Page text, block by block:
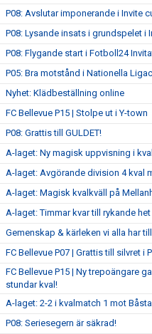
P08: Avslutar imponerande i Invite
P08: Lysande insats i grundspelet i
P08: Flygande start i Fotboll24
P05: Bra motstånd i Nationella
Nyhet: Klädbeställning online
FC Bellevue P15 | Stolpe ut i Y-town
P08: Grattis till GULDET!
A-laget: Ny magisk uppvisning i
A-laget: Avgörande division 4 kval
A-laget: Magisk kvalkväll på
A-laget: Timmar kvar till rykande
Gemenskap & kärleken vi alla har
FC Bellevue P07 | Grattis till silvret i
FC Bellevue P15 | Ny trepoängare
stundar kval!
A-laget: 2-2 i kvalmatch 1 mot
P08: Seriesegern är säkrad!